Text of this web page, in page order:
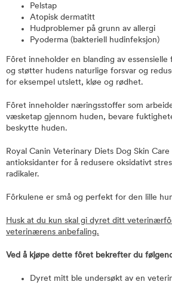
Pelstap
Atopisk dermatitt
Hudproblemer på grunn av allergi
Pyoderma (bakteriell hudinfeksjon)
Fôret inneholder en blanding av
og støtter hudens naturlige forsvar og
for eksempel utslett, kløe og rødhet.
Fôret inneholder næringsstoffer som
væsketap gjennom huden, bevare
beskytte huden.
Royal Canin Veterinary Diets Dog Skin
antioksidanter for å redusere oksidativt
radikaler.
Fôrkulene er små og perfekt for den lille
Husk at du kun skal gi dyret ditt
veterinærens anbefaling.
Ved å kjøpe dette fôret bekrefter du
Dyret mitt ble undersøkt av en